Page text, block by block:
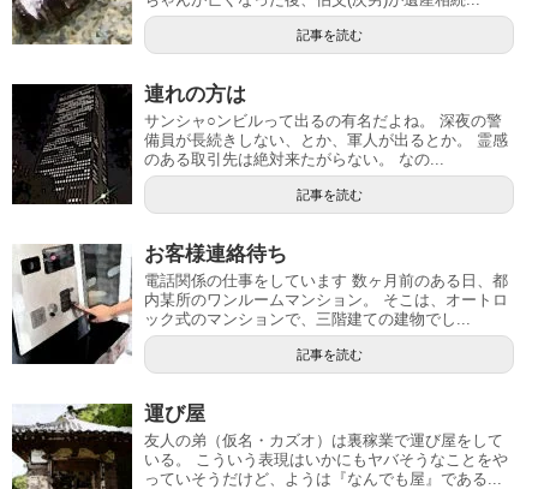
記事を読む
連れの方は
サンシャ○ンビルって出るの有名だよね。 深夜の警
備員が長続きしない、とか、軍人が出るとか。 霊感
のある取引先は絶対来たがらない。 なの...
記事を読む
お客様連絡待ち
電話関係の仕事をしています 数ヶ月前のある日、都
内某所のワンルームマンション。 そこは、オートロ
ック式のマンションで、三階建ての建物でし...
記事を読む
運び屋
友人の弟（仮名・カズオ）は裏稼業で運び屋をして
いる。 こういう表現はいかにもヤバそうなことをや
っていそうだけど、ようは『なんでも屋』である...